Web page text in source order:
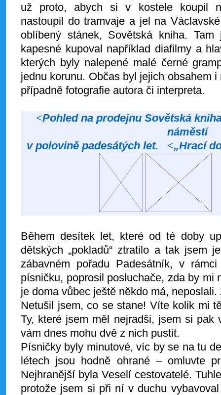
už proto, abych si v kostele koupil
nastoupil do tramvaje a jel na
oblíbený stánek, Sovětská kniha.
kapesné kupoval například diafilmy a
kterých byly nalepené malé černé
jednu korunu. Občas byl jejich obsahem
případně fotografie autora či interpreta.
<Pohled na prodejnu Sovětská
náměstí
v polovině padesátých let. <„Hrací
Během desítek let, které od té doby
dětských „pokladů“ ztratilo a tak jsem
zábavném pořadu Padesátník, v
písničku, poprosil posluchače, zda by mi
je doma vůbec ještě někdo má,
Netušil jsem, co se stane! Víte kolik mi
Ty, které jsem měl nejradši, jsem si pak
vám dnes mohu dvě z nich pustit.
Písničky byly minutové, víc by se na tu
létech jsou hodně ohrané – omluvte
Nejhranější byla Veselí cestovatelé.
protože jsem si při ní v duchu